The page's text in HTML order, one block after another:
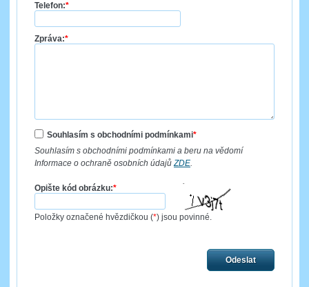
Telefon:*
Zpráva:*
Souhlasím s obchodními podmínkami*
Souhlasím s obchodními podmínkami a beru na vědomí
Informace o ochraně osobních údajůZDE.
Opište kód obrázku:*
Položky označené hvězdičkou (*) jsou povinné.
Odeslat